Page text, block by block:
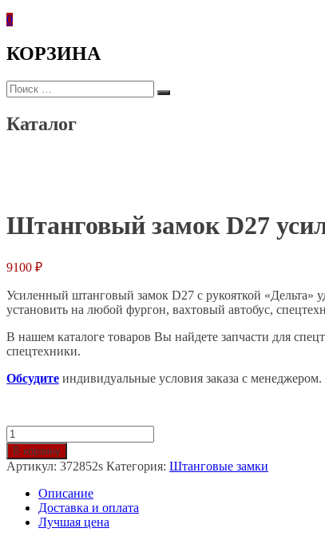
0
КОРЗИНА
ИСКАТЬ:
Поиск
Каталог
Штанговый замок D27
9100 ₽
Усиленный штанговый замок D27 с рукояткой «Дельта»
установить на любой фургон, вахтовый автобус,
В нашем каталоге товаров Вы найдете запчасти для
спецтехники.
Обсудите индивидуальные условия заказа с менеджером.
Количество
товара
Штанговый
замок
D27
усиленный
ручка
Дельта
В корзину
Артикул: 372852s Категория: Штанговые замки
Описание
Доставка и оплата
Лучшая цена